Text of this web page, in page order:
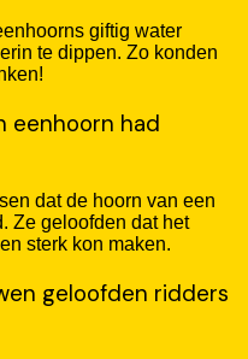
giftig water
te dippen. Zo konden
eenhoorn had
dat de hoorn van een
Ze geloofden dat het
sterk kon maken.
geloofden ridders